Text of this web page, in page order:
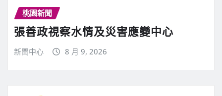
桃園新聞
張善政視察水情及災害應變中心
新聞中心 8 月 9, 2026